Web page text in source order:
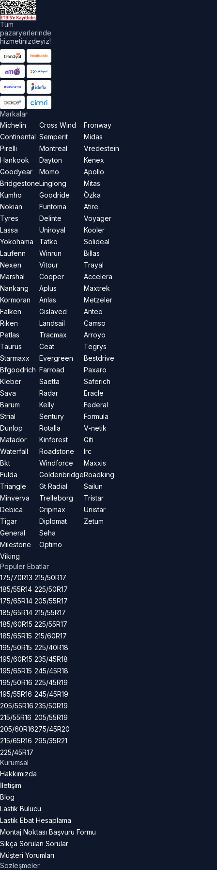
Tüm
pazaryerlerinde
hizmetinizdeyiz!
Markalar
Michelin
Continental
Pirelli
Hankook
Goodyear
Bridgestone
Kumho
Nokian
Tyres
Lassa
Yokohama
Laufenn
Nexen
Marshal
Nankang
Kormoran
Falken
Riken
Petlas
Taurus
Starmaxx
Bfgoodrich
Kleber
Sava
Barum
Strial
Dunlop
Matador
Waterfall
Bkt
Fulda
Triangle
Minverva
Debica
Tigar
General
Milestone
Viking
Cross Wind
Semperit
Montreal
Dayton
Momo
Linglong
Goodride
Funtoma
Delinte
Uniroyal
Tatko
Winrun
Vitour
Cooper
Aplus
Anlas
Gislaved
Landsail
Tracmax
Ceat
Evergreen
Farroad
Saetta
Radar
Kelly
Sentury
Rotalla
Kinforest
Roadstone
Windforce
Goldenbridge
Gt Radial
Trelleborg
Gripmax
Diplomat
Seha
Optimo
Fronway
Midas
Vredestein
Kenex
Apollo
Mitas
Özka
Atire
Voyager
Kooler
Solideal
Billas
Trayal
Accelera
Maxtrek
Metzeler
Anteo
Camso
Arroyo
Tegrys
Bestdrive
Paxaro
Saferich
Eracle
Federal
Formula
V-netik
Giti
Irc
Maxxis
Roadking
Sailun
Tristar
Unistar
Zetum
Popüler Ebatlar
175/70R13
185/55R14
175/65R14
185/65R14
185/60R15
185/65R15
195/50R15
195/60R15
195/65R15
195/50R16
195/55R16
205/55R16
215/55R16
205/60R16
215/65R16
225/45R17
215/50R17
225/50R17
205/55R17
215/55R17
225/55R17
215/60R17
225/40R18
235/45R18
245/45R18
225/45R19
245/45R19
235/50R19
205/55R19
275/45R20
295/35R21
Kurumsal
Hakkımızda
İletişim
Blog
Lastik Bulucu
Lastik Ebat Hesaplama
Montaj Noktası Başvuru Formu
Sıkça Sorulan Sorular
Müşteri Yorumları
Sözleşmeler